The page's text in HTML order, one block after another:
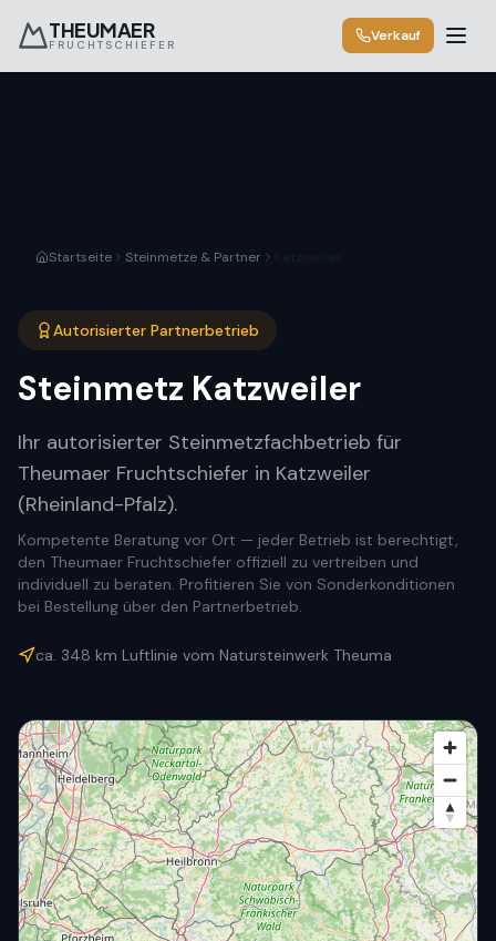
THEUMAER
FRUCHTSCHIEFER
Verkauf
Startseite Steinmetze & Partner
Autorisierter Partnerbetrieb
Steinmetz Katzweiler
Ihr autorisierter Steinmetzfachbetrieb für
Theumaer Fruchtschiefer in Katzweiler
(Rheinland-Pfalz).
Kompetente Beratung vor Ort — jeder Betrieb ist berechtigt,
den Theumaer Fruchtschiefer offiziell zu vertreiben und
individuell zu beraten. Profitieren Sie von Sonderkonditionen
bei Bestellung über den Partnerbetrieb.
ca. 348 km Luftlinie vom Natursteinwerk Theuma